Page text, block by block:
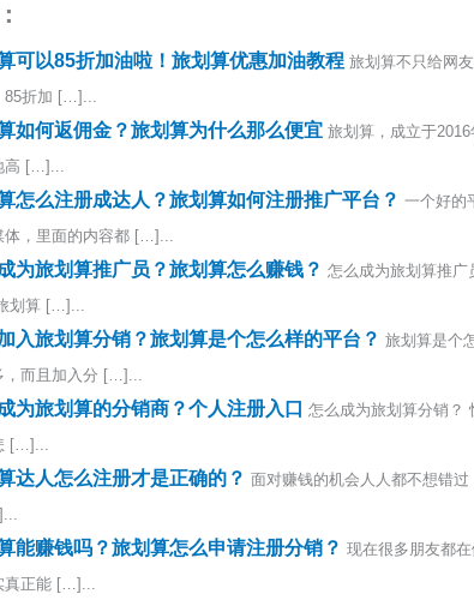
可以85折加油啦！旅划算优惠加油教程 旅划算不只给网
85折加 […]...
如何返佣金？旅划算为什么那么便宜 旅划算，成立于
高 […]...
怎么注册成达人？旅划算如何注册推广平台？ 一个好的
体，里面的内容都 […]...
为旅划算推广员？旅划算怎么赚钱？ 怎么成为旅划算推广
划算 […]...
入旅划算分销？旅划算是个怎么样的平台？ 旅划算是个
，而且加入分 […]...
为旅划算的分销商？个人注册入口 怎么成为旅划算分销？
[…]...
达人怎么注册才是正确的？ 面对赚钱的机会人人都不想错
能赚钱吗？旅划算怎么申请注册分销？ 现在很多朋友都
真正能 […]...